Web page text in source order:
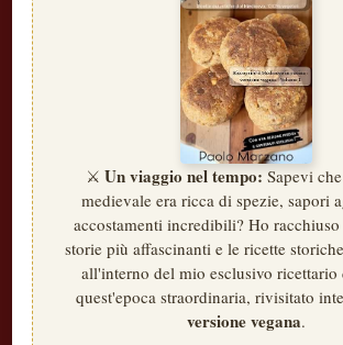
⚔️ Un viaggio nel tempo: Sapevi
medievale era ricca di spezie, sapori
accostamenti incredibili? Ho
storie più affascinanti e le ricette
all'interno del mio esclusivo ricettario
quest'epoca straordinaria, rivisitato
versione vegana.